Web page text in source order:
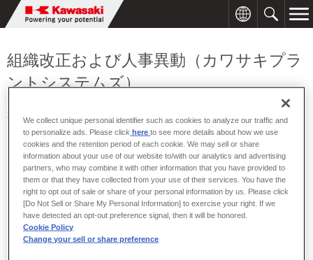
組織改正および人事異動（カワサキプラ
ントシステムズ）
川崎重工グループのカワサキプラントシステムズは、2006年4月1
日付で次のとおり組織改正および人事異動を行います。
[組織改正]
《営業本部》
・
開発営業部とFAプラント営業部を統合し、プロジェクト開
We collect unique personal identifier such as cookies to analyze our traffic and
to personalize ads. Please click hereto see more details about how we use
cookies and the retention period of each cookie. We may sell or share
information about your use of our website to/with our analytics and advertising
partners, who may combine it with other information that you have provided to
them or that they have collected from your use of their services. You have the
right to opt out of sale or share of your personal information by us. Please click
[Do Not Sell or Share My Personal Information] to exercise your right. If we
have detected an opt-out preference signal, then it will be honored.
Cookie Policy
Change your sell or share preference